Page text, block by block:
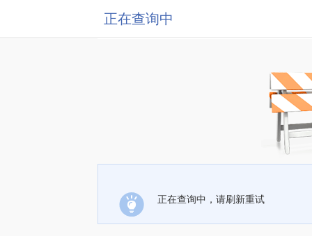
正在查询中
正在查询中，请刷新重试